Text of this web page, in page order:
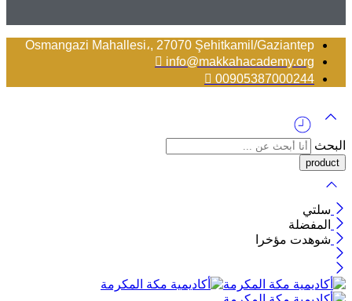
Osmangazi Mahallesi،, 27070 Şehitkamil/Gaziantep
info@makkahacademy.org
00905387000244
البحث
سلتي
المفضلة
شوهدت مؤخرا